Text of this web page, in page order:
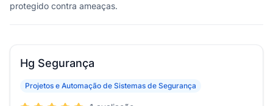
protegido contra ameaças.
Hg Segurança
Projetos e Automação de Sistemas de Segurança